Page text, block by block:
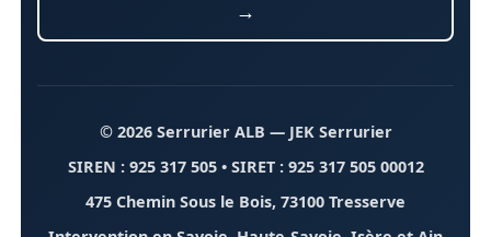
→
© 2026 Serrurier ALB — JEK Serrurier
SIREN : 925 317 505 • SIRET : 925 317 505 00012
475 Chemin Sous le Bois, 73100 Tresserve